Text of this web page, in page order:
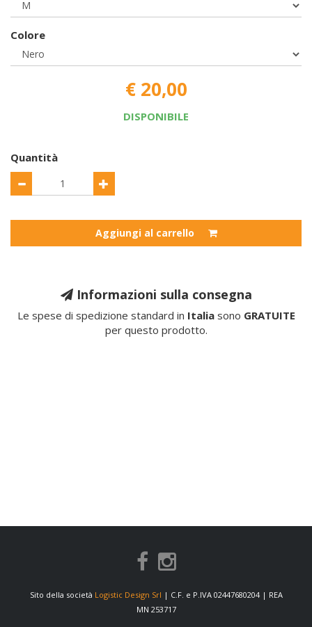
Colore
€ 20,00
DISPONIBILE
Quantità
Aggiungi al carrello
Informazioni sulla consegna
Le spese di spedizione standard in Italiasono GRATUITE
per questo prodotto.
Sito della società Logistic Design Srl | C.F. e P.IVA 02447680204 | REA
MN 253717